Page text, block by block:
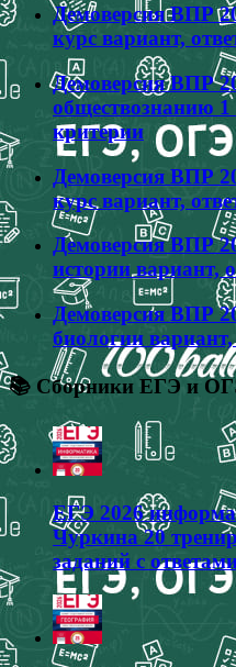
Демоверсия ВПР
курс вариант,
Демоверсия ВПР
обществознанию 1
критерии
Демоверсия ВПР
курс вариант,
Демоверсия ВПР
истории вариант,
Демоверсия ВПР
биологии
📚 Сборники ЕГЭ и
ЕГЭ 2026
Чуркина 20
заданий с